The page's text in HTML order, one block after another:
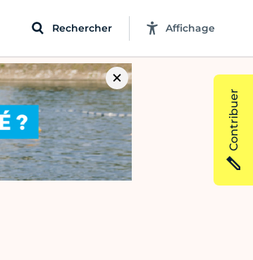
Rechercher Affichage
Contribuer